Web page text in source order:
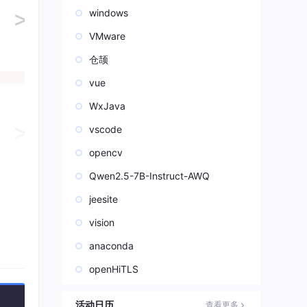
windows
VMware
仓颉
vue
WxJava
vscode
opencv
Qwen2.5-7B-Instruct-AWQ
jeesite
vision
anaconda
openHiTLS
活动日历 查看更多